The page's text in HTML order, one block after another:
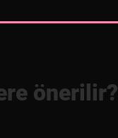
önerilir?